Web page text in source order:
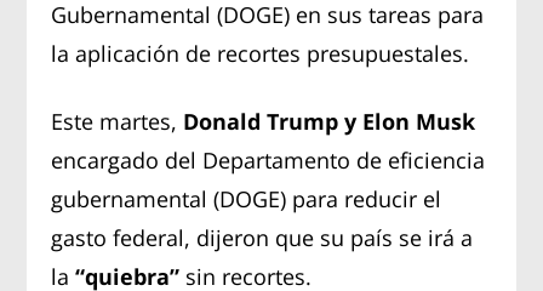
Gubernamental (DOGE) en sus tareas para
la aplicación de recortes presupuestales.
Este martes, Donald Trump y Elon Musk
encargado del Departamento de eficiencia
gubernamental (DOGE) para reducir el
gasto federal, dijeron que su país se irá a
la“quiebra” sin recortes.